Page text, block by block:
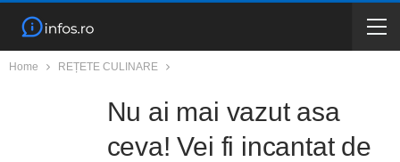
Home REȚETE CULINARE
Nu ai mai vazut asa
ceva! Vei fi incantat de